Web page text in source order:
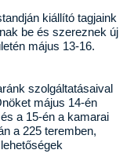
kiállító tagjaink
be és szereznek új
május 13-16.
szolgáltatásaival
május 14-én
a 15-én a kamarai
a 225 teremben,